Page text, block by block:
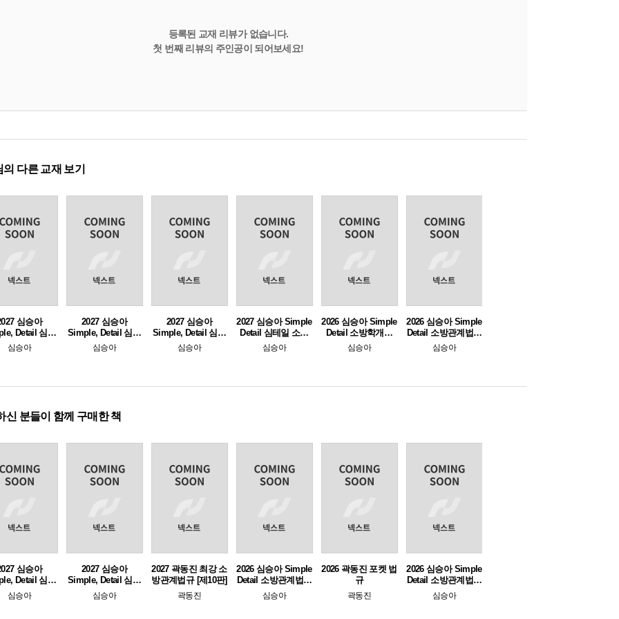
등록된 교재 리뷰가 없습니다.
첫 번째 리뷰의 주인공이 되어보세요!
다른 교재 보기
심승아
Detail 심테
방관계법규 2
심승아
2027 심승아
Simple, Detail 심테
일 소방관계법규 1
심승아
2027 심승아
Simple, Detail 심테
일 소방학개론 2
심승아
2027 심승아 Simple
Detail 심테일 소방
학개론 1
심승아
2026 심승아 Simple
Detail 소방학개론
심봉사 심승아 봉투
모의고사
심승아
2026 심승아 Simple
Detail 소방관계법규
공채 심봉사 심승아
봉투 모의고사
심승아
신 분들이 함께 구매한 책
심승아
Detail 심테
방관계법규 2
심승아
2027 심승아
Simple, Detail 심테
일 소방관계법규 1
심승아
2027 곽동진 최강 소
방관계법규 [제10판]
곽동진
2026 심승아 Simple
Detail 소방관계법규
공채 심봉사 심승아
봉투 모의고사
심승아
2026 곽동진 포켓 법
규
곽동진
2026 심승아 Simple
Detail 소방관계법규
심기일전 단원별 예
상문제집
심승아